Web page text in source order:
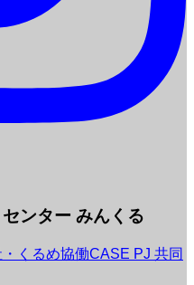
ンター みんくる
くるめ協働CASE PJ 共同